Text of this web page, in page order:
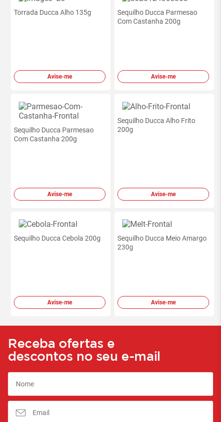
Torrada Ducca Alho 135g
Avise-me
Sequilho Ducca Parmesao
Com Castanha 200g
Avise-me
Sequilho Ducca Parmesao
Com Castanha 200g
Avise-me
Sequilho Ducca Alho Frito
200g
Avise-me
Sequilho Ducca Cebola 200g
Avise-me
Sequilho Ducca Meio Amargo
230g
Avise-me
Receba ofertas e
descontos no seu e-mail